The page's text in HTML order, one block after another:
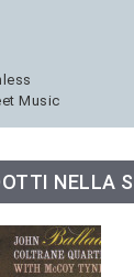
Music
NELLA